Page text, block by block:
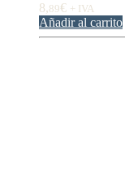
8,89€ + IVA
Añadir al carrito